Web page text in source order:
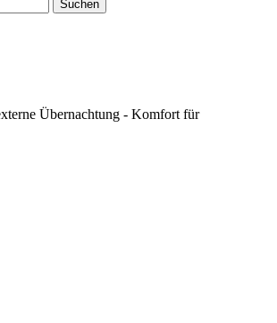
Suchen